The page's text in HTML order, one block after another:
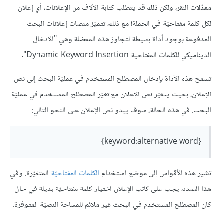
معدّلات النقر، ولكن ذلك قد يتطلب كتابة الآلاف من الإعلانات، أي إعلان
لكل كلمة مفتاحيّة في الحملة! مع ذلك، تتميّز منصات إعلانات البحث
المدفوعة بوجود أداة بسيطة لتجاوز هذه المعضلة وهي "الادخال
الديناميكي للكلمات المفتاحية Dynamic Keyword Insertion".
تسمح هذه الأداة بإدخال المصطلح المستخدم في عمليّة البحث إلى نص
الإعلان، بحيث يتغيّر نص الإعلان مع تغيّر المصطلح المستخدم في عمليّة
البحث. في هذه الحالة، سوف يبدو نص الإعلان على النحو التالي:
{keyword:alternative word}
تشير هذه الأقواس إلى موضع استخدام الكلمات المفتاحيّة المتغيّرة. وفي
هذا الصدد، يجب على كاتب الإعلان اختيار كلمة مفتاحيّة بديلة في حال
كان المصطلح المستخدم في البحث غير ملائم للمساحة النصيّة المتوفرة.